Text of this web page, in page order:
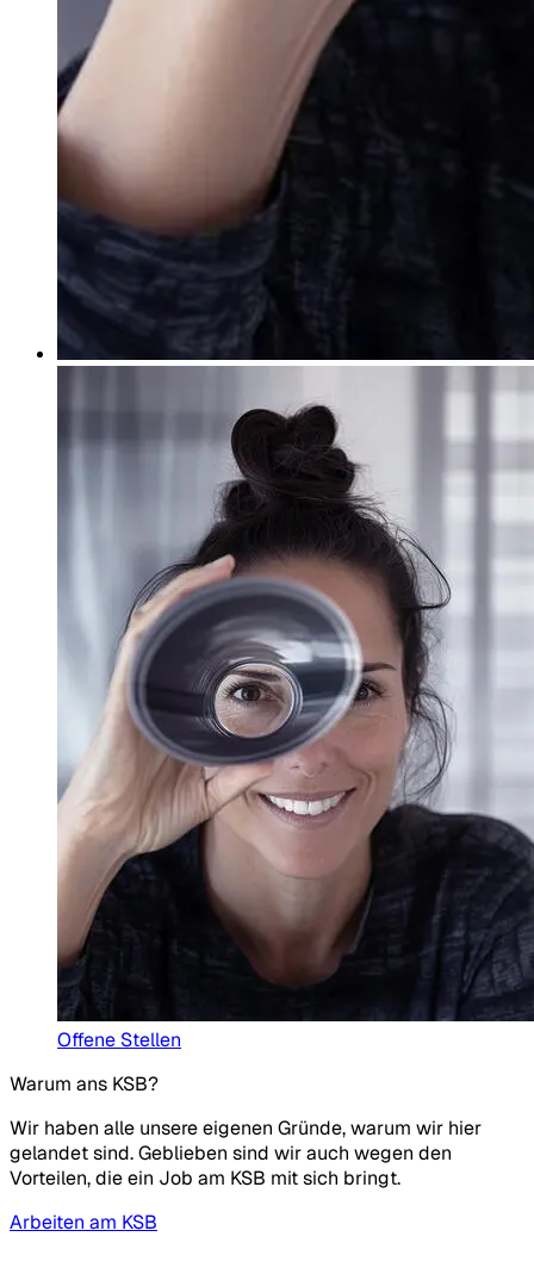
Offene Stellen
Warum ans KSB?
Wir haben alle unsere eigenen Gründe, warum wir hier
gelandet sind. Geblieben sind wir auch wegen den
Vorteilen, die ein Job am KSB mit sich bringt.
Arbeiten am KSB